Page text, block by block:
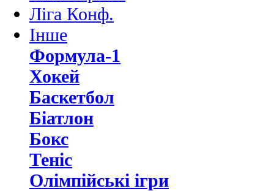
Ліга Конф.
Інше
Формула-1
Хокей
Баскетбол
Біатлон
Бокс
Теніс
Олімпійські ігри